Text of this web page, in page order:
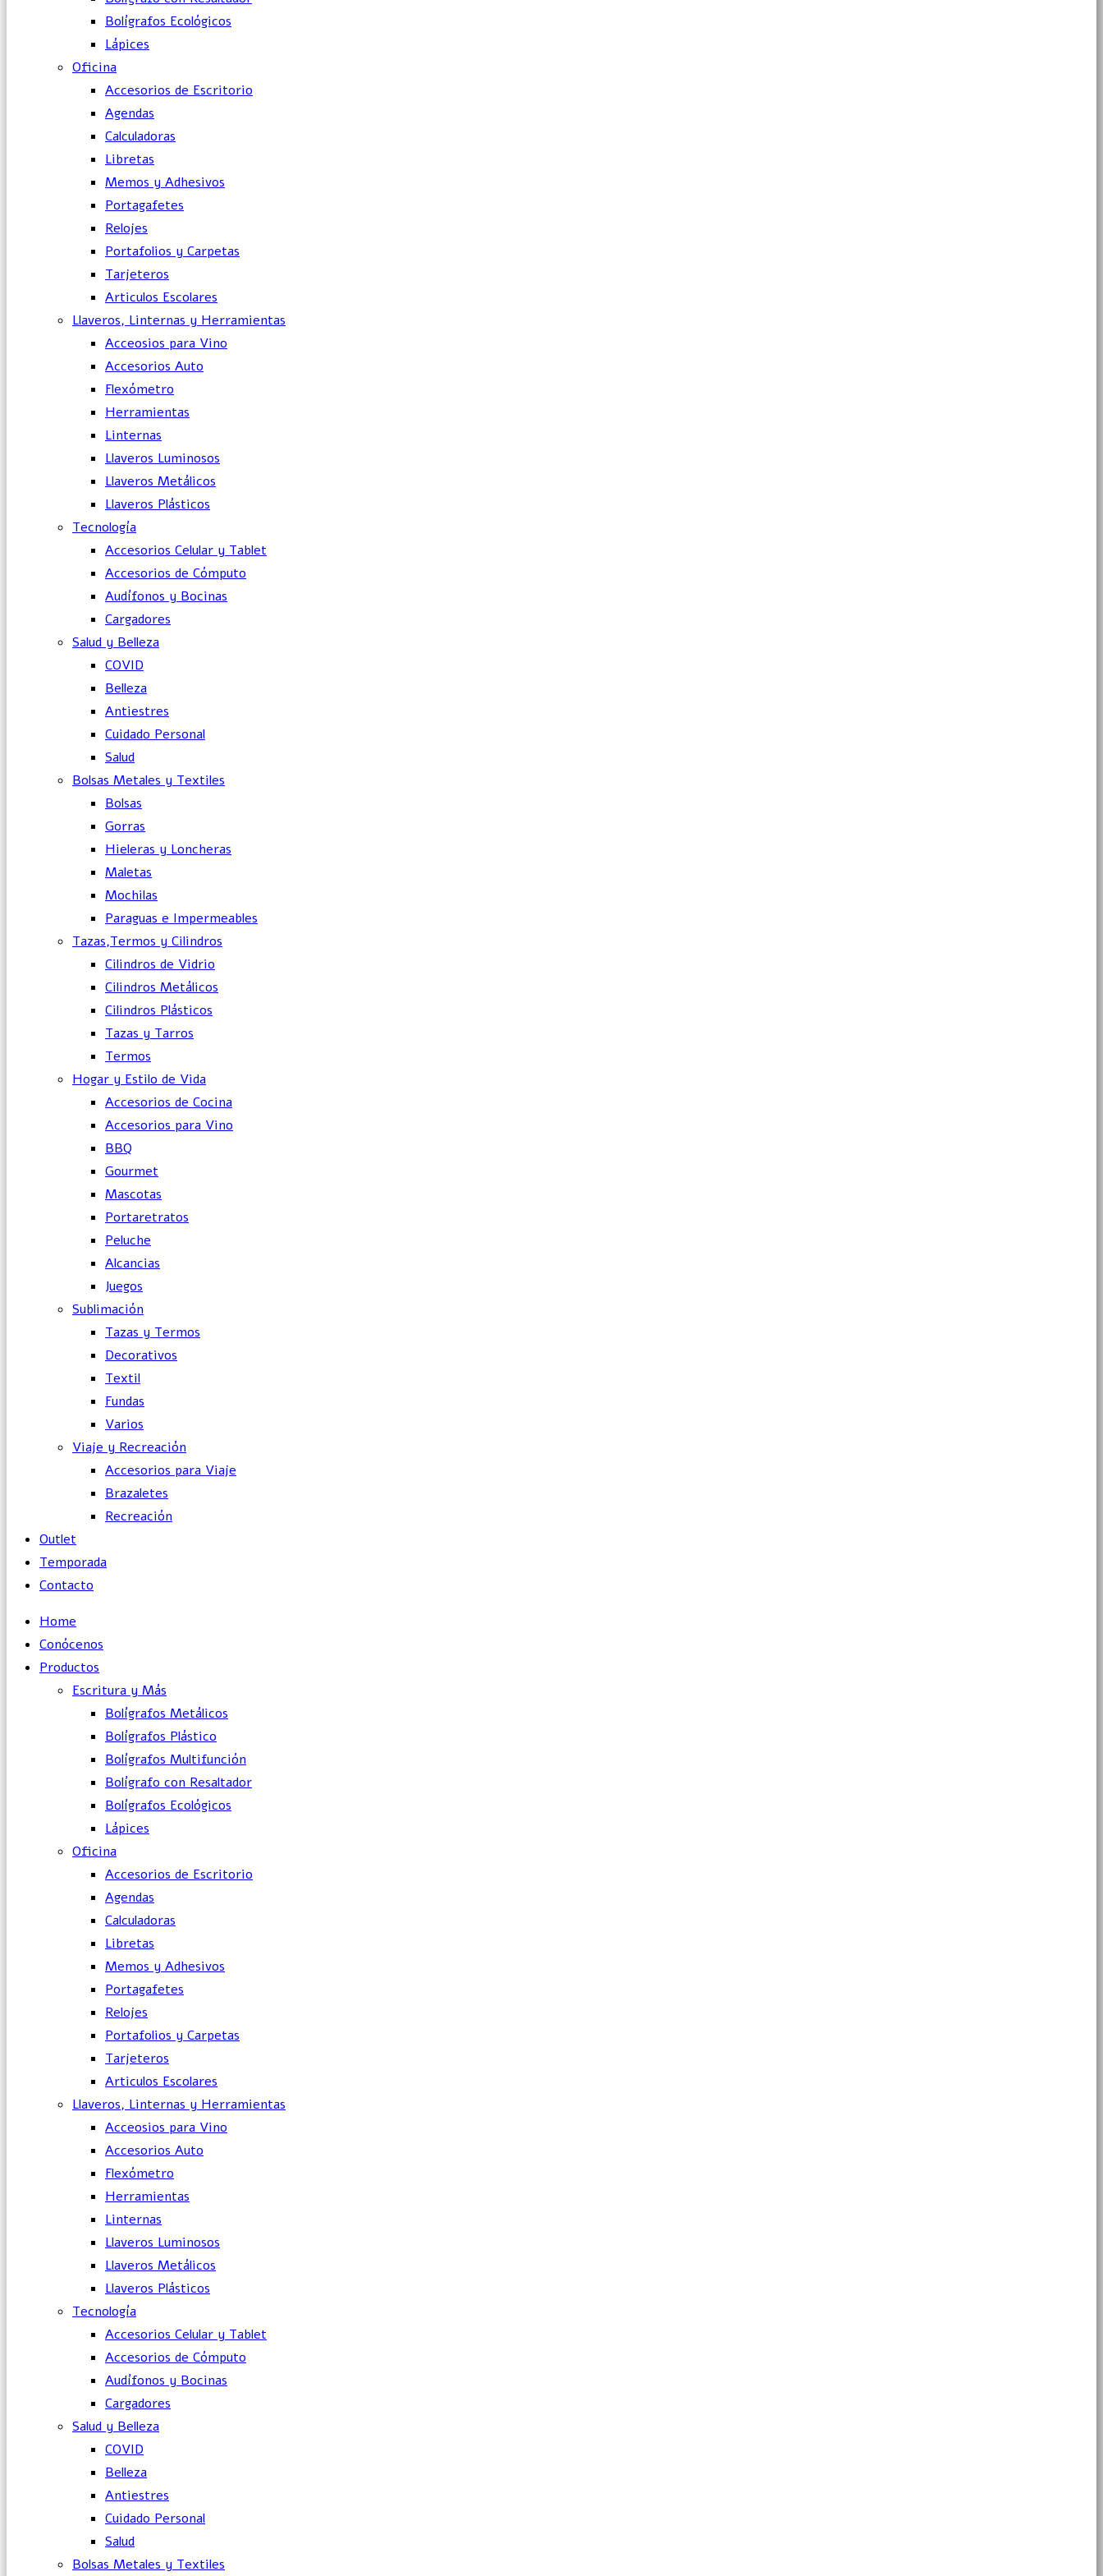
Bolígrafos Ecológicos
Lápices
Oficina
Accesorios de Escritorio
Agendas
Calculadoras
Libretas
Memos y Adhesivos
Portagafetes
Relojes
Portafolios y Carpetas
Tarjeteros
Articulos Escolares
Llaveros, Linternas y Herramientas
Acceosios para Vino
Accesorios Auto
Flexómetro
Herramientas
Linternas
Llaveros Luminosos
Llaveros Metálicos
Llaveros Plásticos
Tecnología
Accesorios Celular y Tablet
Accesorios de Cómputo
Audífonos y Bocinas
Cargadores
Salud y Belleza
COVID
Belleza
Antiestres
Cuidado Personal
Salud
Bolsas Metales y Textiles
Bolsas
Gorras
Hieleras y Loncheras
Maletas
Mochilas
Paraguas e Impermeables
Tazas,Termos y Cilindros
Cilindros de Vidrio
Cilindros Metálicos
Cilindros Plásticos
Tazas y Tarros
Termos
Hogar y Estilo de Vida
Accesorios de Cocina
Accesorios para Vino
BBQ
Gourmet
Mascotas
Portaretratos
Peluche
Alcancias
Juegos
Sublimación
Tazas y Termos
Decorativos
Textil
Fundas
Varios
Viaje y Recreación
Accesorios para Viaje
Brazaletes
Recreación
Outlet
Temporada
Contacto
Home
Conócenos
Productos
Escritura y Más
Bolígrafos Metálicos
Bolígrafos Plástico
Bolígrafos Multifunción
Bolígrafo con Resaltador
Bolígrafos Ecológicos
Lápices
Oficina
Accesorios de Escritorio
Agendas
Calculadoras
Libretas
Memos y Adhesivos
Portagafetes
Relojes
Portafolios y Carpetas
Tarjeteros
Articulos Escolares
Llaveros, Linternas y Herramientas
Acceosios para Vino
Accesorios Auto
Flexómetro
Herramientas
Linternas
Llaveros Luminosos
Llaveros Metálicos
Llaveros Plásticos
Tecnología
Accesorios Celular y Tablet
Accesorios de Cómputo
Audífonos y Bocinas
Cargadores
Salud y Belleza
COVID
Belleza
Antiestres
Cuidado Personal
Salud
Bolsas Metales y Textiles